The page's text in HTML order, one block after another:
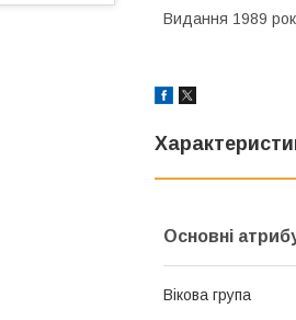
Видання 1989
Основні
Вікова група